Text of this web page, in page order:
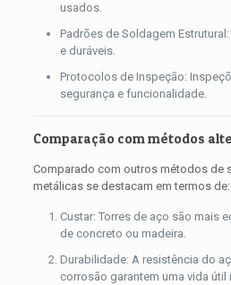
usados.
Padrões de Soldagem
e duráveis.
Protocolos de Inspeção:
segurança e funcionalidade.
Comparação com métodos
Comparado com outros métodos de
metálicas se destacam em termos de:
Custar: Torres de aço são mais
de concreto ou madeira.
Durabilidade: A resistência do
corrosão garantem uma vida útil